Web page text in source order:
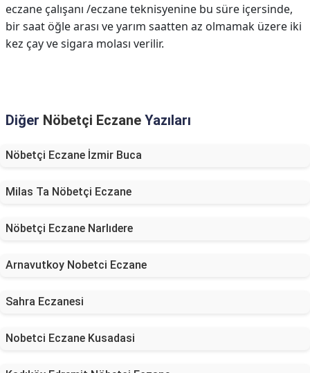
eczane çalışanı /eczane teknisyenine bu süre içersinde,
bir saat öğle arası ve yarım saatten az olmamak üzere iki
kez çay ve sigara molası verilir.
Diğer Nöbetçi Eczane Yazıları
Nöbetçi Eczane İzmir Buca
Milas Ta Nöbetçi Eczane
Nöbetçi Eczane Narlıdere
Arnavutkoy Nobetci Eczane
Sahra Eczanesi
Nobetci Eczane Kusadasi